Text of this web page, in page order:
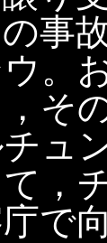
事
。
そ
ュ
，
で